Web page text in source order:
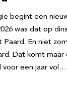
begint een
was dat op
Paard. En niet
Dat komt
voor een jaar vol…